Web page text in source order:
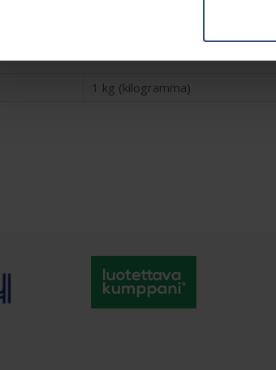
Lisätiedot
1 kg (kilogramma)